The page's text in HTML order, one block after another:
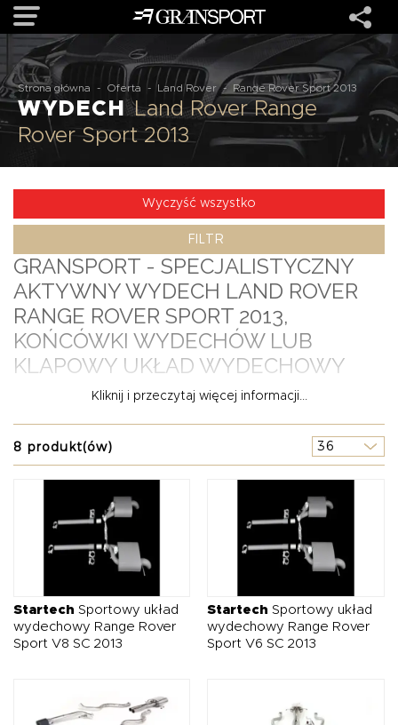
OFERTA
MARKI
O NAS
USŁUGI
Strona główna - Oferta - Land Rover - Range Rover Sport 2013
WYDECHLand Rover Range
Rover Sport 2013
Wyczyść wszystko
FILTR
GRANSPORT - SPECJALISTYCZNY
AKTYWNY WYDECH LAND ROVER
RANGE ROVER SPORT 2013,
KOŃCÓWKI WYDECHÓWLUB
KLAPOWY UKŁAD WYDECHOWY
Poniżej przygotowaliśmy dla Państwa zróżnicowaną ofertę,
wydechoweprzeznaczone dla pojazdów z relatywnie
Kliknij i przeczytaj więcej informacji...
8 produkt(ów)
Startech Sportowy układ
wydechowy Range Rover
Sport V8 SC 2013
Startech Sportowy układ
wydechowy Range Rover
Sport V6 SC 2013